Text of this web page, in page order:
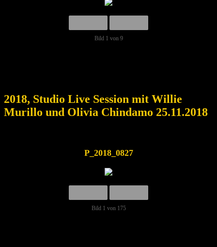
Bild 1 von 9
2018, Studio Live Session mit Willie
Murillo und Olivia Chindamo 25.11.2018
P_2018_0827
Bild 1 von 175